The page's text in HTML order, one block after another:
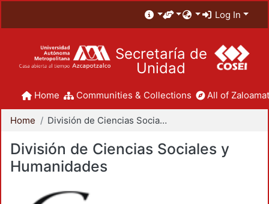
Log In
Secretaría de
Unidad
Home Communities & Collections All of
Home División de Ciencias Sociales y Humanidades
División de Ciencias Sociales y
Humanidades